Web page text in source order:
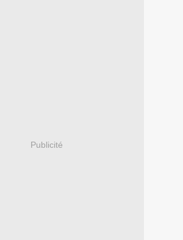
Publicité